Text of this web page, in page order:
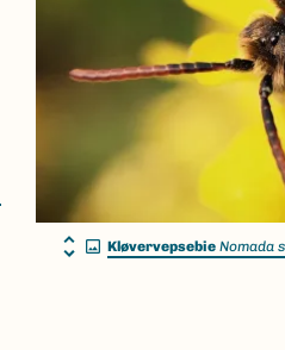
Kløvervepsebie Nomada